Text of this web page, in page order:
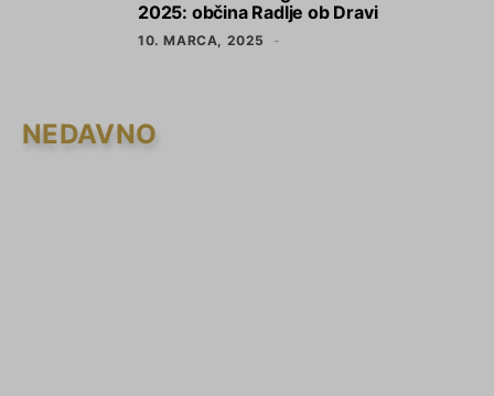
2025: občina Radlje ob Dravi
10. MARCA, 2025
NEDAVNO